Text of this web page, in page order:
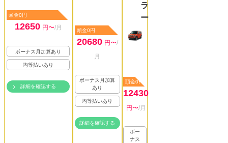
頭金0円
12650 円〜/月
ボーナス月加算あり
均等払いあり
詳細を確認する
頭金0円
20680 円〜/
月
ボーナス月加算
あり
均等払いあり
詳細を確認する
ラ
ー
頭金0円
12430
円〜/月
ボー
ナス